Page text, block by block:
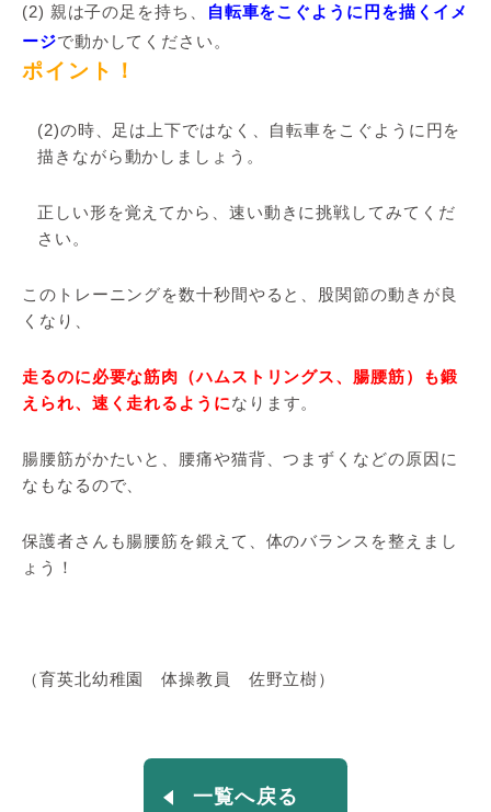
(2) 親は子の足を持ち、
自転車をこぐように円を描くイメ
ージで動かしてください。
ポイント！
(2)の時、足は上下ではなく、自転車をこぐように円を
描きながら動かしましょう。
正しい形を覚えてから、速い動きに挑戦してみてくだ
さい。
このトレーニングを数十秒間やると、股関節の動きが良
くなり、
走るのに必要な筋肉（ハムストリングス、腸腰筋）も鍛
えられ、速く走れるようになります。
腸腰筋がかたいと、腰痛や猫背、つまずくなどの原因に
なもなるので、
保護者さんも腸腰筋を鍛えて、体のバランスを整えまし
ょう！
（育英北幼稚園 体操教員 佐野立樹）
一覧へ戻る